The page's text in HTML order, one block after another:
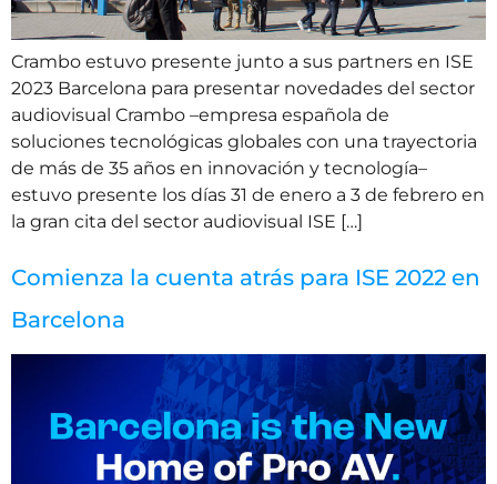
Crambo estuvo presente junto a sus partners en ISE
2023 Barcelona para presentar novedades del sector
audiovisual Crambo –empresa española de
soluciones tecnológicas globales con una trayectoria
de más de 35 años en innovación y tecnología–
estuvo presente los días 31 de enero a 3 de febrero en
la gran cita del sector audiovisual ISE […]
Comienza la cuenta atrás para ISE 2022 en
Barcelona